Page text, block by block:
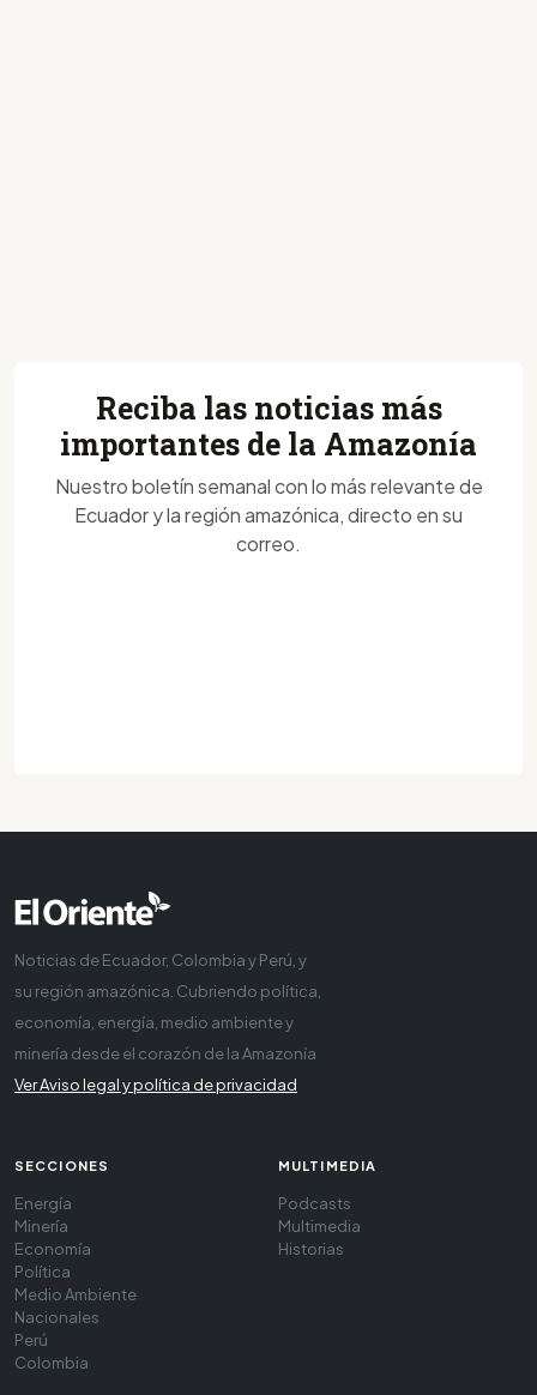
Reciba las noticias más
importantes de la Amazonía
Nuestro boletín semanal con lo más relevante de
Ecuador y la región amazónica, directo en su
correo.
Noticias de Ecuador, Colombia y Perú, y
su región amazónica. Cubriendo política,
economía, energía, medio ambiente y
minería desde el corazón de la Amazonía
Ver Aviso legal y política de privacidad
SECCIONES
Energía
Minería
Economía
Política
Medio Ambiente
Nacionales
Perú
Colombia
MULTIMEDIA
Podcasts
Multimedia
Historias